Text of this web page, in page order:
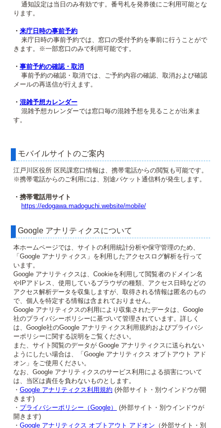
通知設定は当日のみ有効です。番号札を発券後にご利用可能とな
ります。
・ 来庁日時の事前予約
来庁日時の事前予約では、窓口の受付予約を事前に行うことがで
きます。※一部窓口のみで利用可能です。
・ 事前予約の確認・取消
事前予約の確認・取消では、ご予約内容の確認、取消および確認
メールの再送信が行えます。
・ 混雑予想カレンダー
混雑予想カレンダーでは窓口毎の混雑予想を見ることが出来ま
す。
モバイルサイトのご案内
江戸川区役所 区民課窓口情報は、携帯電話からの閲覧も可能です。
※携帯電話からのご利用には、別途パケット通信料が発生します。
・携帯電話用サイト
https://edogawa.madoguchi.website/mobile/
Google アナリティクスについて
本ホームページでは、サイトの利用統計分析や保守管理のため、
「Google アナリティクス」を利用したアクセスログ解析を行って
います。
Google アナリティクスは、Cookieを利用して閲覧者のドメイン名
やIPアドレス、使用しているブラウザの種類、アクセス日時などの
アクセス解析データを収集しますが、取得される情報は匿名のもの
で、個人を特定する情報は含まれておりません。
Google アナリティクスの利用により収集されたデータは、Google
社のプライバシーポリシーに基づいて管理されています。詳しく
は、Google社のGoogle アナリティクス利用規約およびプライバシ
ーポリシーに関する説明をご覧ください。
また、サイト閲覧のデータが Google アナリティクスに送られない
ようにしたい場合は、「Google アナリティクス オプトアウト アド
オン」をご使用ください。
なお、Google アナリティクスのサービス利用による損害について
は、当区は責任を負わないものとします。
・ Google アナリティクス利用規約 (外部サイト・別ウインドウが開
きます)
・ プライバシーポリシー（Google）
(外部サイト・別ウインドウが
開きます)
・ Google アナリティクス オプトアウト アドオン （外部サイト・別